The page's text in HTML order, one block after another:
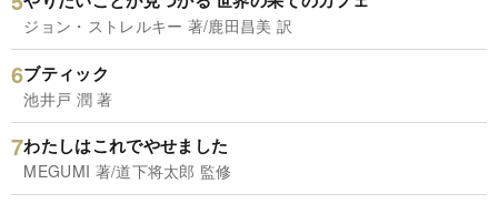
ジョン・ストレルキー 著/鹿田昌美 訳
ブティック
池井戸 潤 著
わたしはこれでやせました
MEGUMI 著/道下将太郎 監修